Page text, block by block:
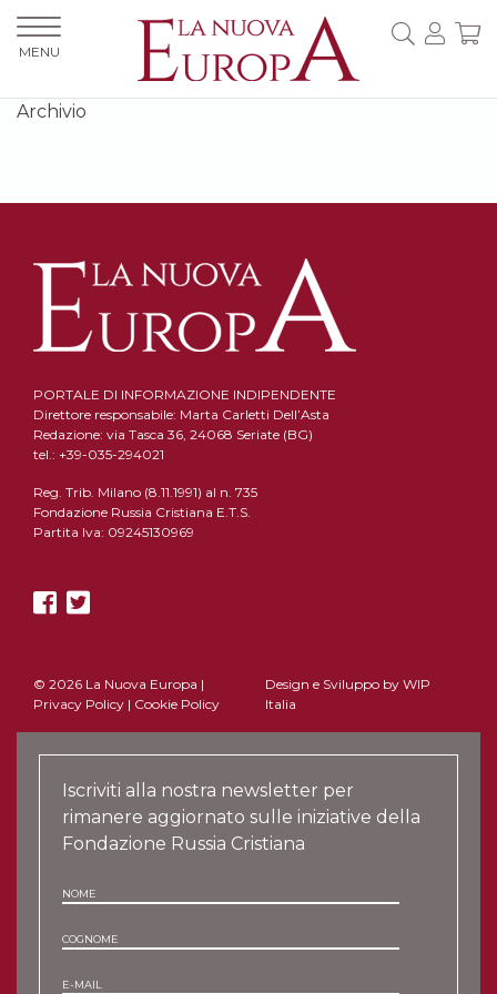
Archivio
PORTALE DI INFORMAZIONE INDIPENDENTE
Direttore responsabile: Marta Carletti Dell’Asta
Redazione: via Tasca 36, 24068 Seriate (BG)
tel.: +39-035-294021
Reg. Trib. Milano (8.11.1991) al n. 735
Fondazione Russia Cristiana E.T.S.
Partita Iva: 09245130969
© 2026 La Nuova Europa |
Privacy Policy | Cookie Policy
Design e Sviluppo by WIP
Italia
Iscriviti alla nostra newsletter per
rimanere aggiornato sulle iniziative della
Fondazione Russia Cristiana
NOME
COGNOME
E-MAIL
MENU